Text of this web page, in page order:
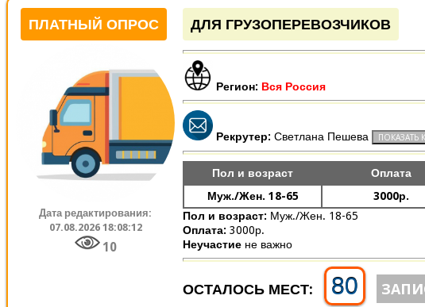
ПЛАТНЫЙ ОПРОС
Дата редактирования:
07.08.2026 18:08:12
10
ДЛЯ ГРУЗОПЕРЕВОЗЧИКОВ
Регион: Вся Россия
Рекрутер: Светлана Пешева
Пол и возраст Оплата
Муж./Жен. 18-65
3000р.
Пол и возраст: Муж./Жен. 18-65
Оплата: 3000р.
Неучастие не важно
ОСТАЛОСЬ МЕСТ: 80